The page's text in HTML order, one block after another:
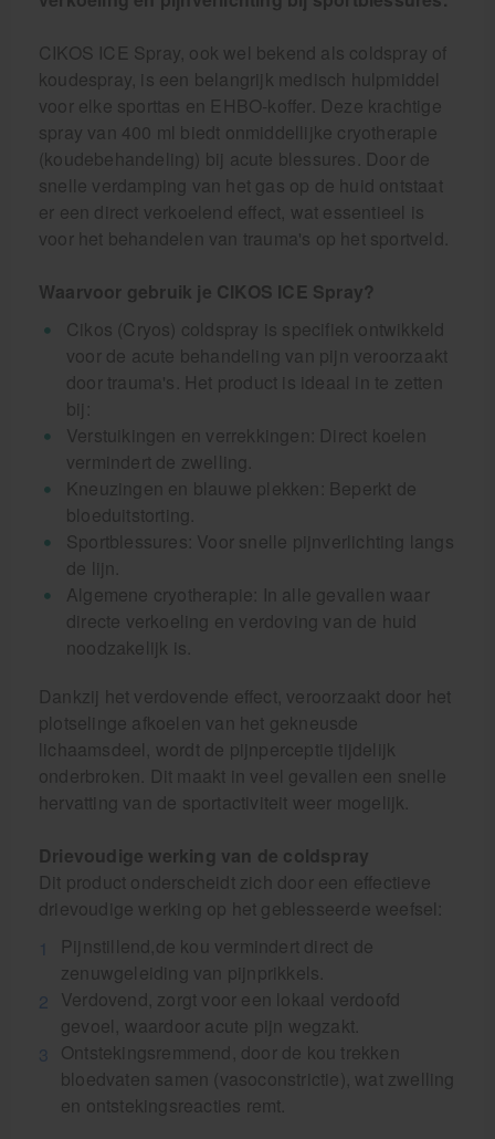
CIKOS ICE Spray, ook wel bekend als coldspray of
koudespray, is een belangrijk medisch hulpmiddel
voor elke sporttas en EHBO-koffer. Deze krachtige
spray van 400 ml biedt onmiddellijke cryotherapie
(koudebehandeling) bij acute blessures. Door de
snelle verdamping van het gas op de huid ontstaat
er een direct verkoelend effect, wat essentieel is
voor het behandelen van trauma's op het sportveld.
Waarvoor gebruik je CIKOS ICE Spray?
Cikos (Cryos) coldspray is specifiek ontwikkeld
voor de acute behandeling van pijn veroorzaakt
door trauma's. Het product is ideaal in te zetten
bij:
Verstuikingen en verrekkingen: Direct koelen
vermindert de zwelling.
Kneuzingen en blauwe plekken: Beperkt de
bloeduitstorting.
Sportblessures: Voor snelle pijnverlichting langs
de lijn.
Algemene cryotherapie: In alle gevallen waar
directe verkoeling en verdoving van de huid
noodzakelijk is.
Dankzij het verdovende effect, veroorzaakt door het
plotselinge afkoelen van het gekneusde
lichaamsdeel, wordt de pijnperceptie tijdelijk
onderbroken. Dit maakt in veel gevallen een snelle
hervatting van de sportactiviteit weer mogelijk.
Drievoudige werking van de coldspray
Dit product onderscheidt zich door een effectieve
drievoudige werking op het geblesseerde weefsel:
Pijnstillend,de kou vermindert direct de
zenuwgeleiding van pijnprikkels.
Verdovend, zorgt voor een lokaal verdoofd
gevoel, waardoor acute pijn wegzakt.
Ontstekingsremmend, door de kou trekken
bloedvaten samen (vasoconstrictie), wat zwelling
en ontstekingsreacties remt.